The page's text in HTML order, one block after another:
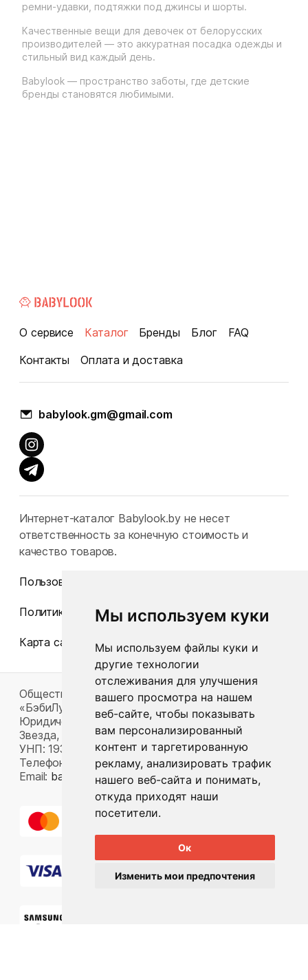
Мы используем куки
Мы используем файлы куки и
другие технологии
отслеживания для улучшения
вашего просмотра на нашем
веб-сайте, чтобы показывать
вам персонализированный
контент и таргетированную
рекламу, анализировать трафик
нашего веб-сайта и понимать,
откуда приходят наши
посетители.
Ок
Изменить мои предпочтения
ремни-удавки, подтяжки под джинсы и шорты.
Качественные вещи для девочек от белорусских
производителей — это аккуратная посадка одежды и
стильный вид каждый день.
Babylook — пространство заботы, где детские
бренды становятся любимыми.
О сервисе Каталог Бренды Блог
FAQ
Контакты
Оплата и доставка
babylook.gm@gmail.com
Интернет-каталог Babylook.by не несет
ответственность за конечную стоимость и
качество товаров.
Пользовательское соглашение
Политика конфиденциальности
Карта сайта
Общество с ограниченной ответственностью
«БэбиЛук»
Юридический адрес: 220117, г. Минск, пр-т Газеты
Звезда, д. 16, пом. 52
УНП: 193815124
Телефон:
+375 33 392 66 63
Email: babylook.gm@gmail.com.